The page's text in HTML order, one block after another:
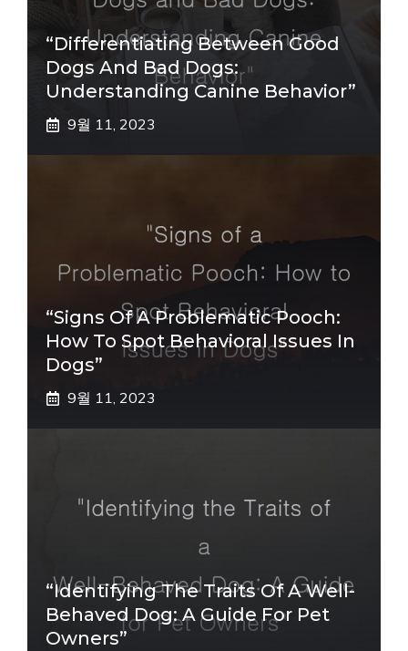
“Differentiating Between Good
Dogs And Bad Dogs:
Understanding Canine Behavior”
9월 11, 2023
“Signs Of A Problematic Pooch:
How To Spot Behavioral Issues In
Dogs”
9월 11, 2023
“Identifying The Traits Of A Well-
Behaved Dog: A Guide For Pet
Owners”